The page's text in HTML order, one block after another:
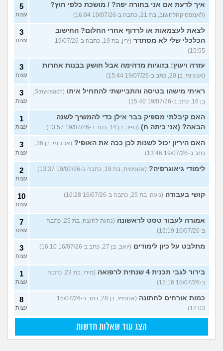
איך לדעת אם אני בחורה יפה? / מושכת כלפי חוץ?
(לאמפסיקהלחשוב, בת 21, כתבה ב-19/07/26 16:04)
5
עצות
לצאת לעצמאות או לרדוף אחרי החלום? החישוב
הכלכלי שלי לא מסתדר
(ירין, בת 19, כתבה ב-19/07/26
15:55)
3
עצות
עזרה ויעוץ: בזוגיות מדהימה אבל חושק בבנות אחרות
(אנונימי, בן 20, כתב ב-19/07/26 15:44)
3
עצות
ראיתי מישהו בטיסה והתביישתי להתחיל איתו
בן 16, כתב ב-19/07/26 15:40)
3
עצות
האם קיבלתי מספיק בבר אילן כדי להמשיך לשנה
הבאה? (אני כיתה ח) (כפיר, בן 14, כתב ב-19/07/26 13:57)
1
עצות
האם היריון יכול לשנות לכן ככה את האופי?
כתב ב-19/07/26 13:46)
3
עצות
לימודי גיאוגרפיה? (אנונימית, בת 19, כתבה ב-19/07/26 13:37) 2
עצות
קושי בעבודה (נועה, בת 25, כתבה ב-16/07/26 16:28) 10
עצות
אמורה לעבור טסט לראשונה
(נהגת לחוצה, בת 25, כתבה
ב-16/07/26 16:19)
7
עצות
מתלבט על כיון לימודים (יואב, בן 27, כתב ב-16/07/26 16:10) 3
עצות
בירור לגבי תכנית 4 שנתית לרפואה
(מירי, בת 23, כתבה
ב-15/07/26 12:16)
1
עצות
כמות אורחים לחתונה
(אנונימי, בן 28, כתב ב-15/07/26
12:03)
8
עצות
הצג עוד שאלות חדשות